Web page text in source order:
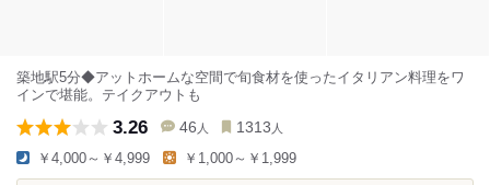
築地駅5分◆アットホームな空間で旬食材を使ったイタリアン料理をワ
インで堪能。テイクアウトも
3.26 46 人 1313 人
￥4,000～￥4,999 ￥1,000～￥1,999